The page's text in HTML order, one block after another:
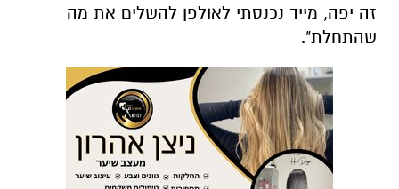
זה יפה, מייד נכנסתי לאולפן להשלים את מה
שהתחלת".